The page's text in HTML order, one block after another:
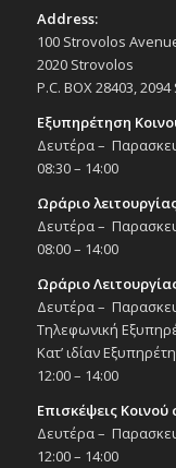
Address:
100 Strovolos
2020 Strovolos
P.C. BOX 28403,
Εξυπηρέτηση
Δευτέρα –
08:30 – 14:00
Ωράριο
Δευτέρα –
08:00 – 14:00
Ωράριο
Δευτέρα –
Τηλεφωνική
Κατ’ ιδίαν
12:00 – 14:00
Επισκέψεις
Δευτέρα –
12:00 – 14:00